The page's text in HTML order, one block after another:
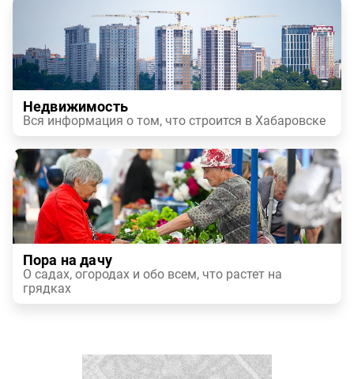
Недвижимость
Вся информация о том, что строится в Хабаровске
Пора на дачу
О садах, огородах и обо всем, что растет на
грядках